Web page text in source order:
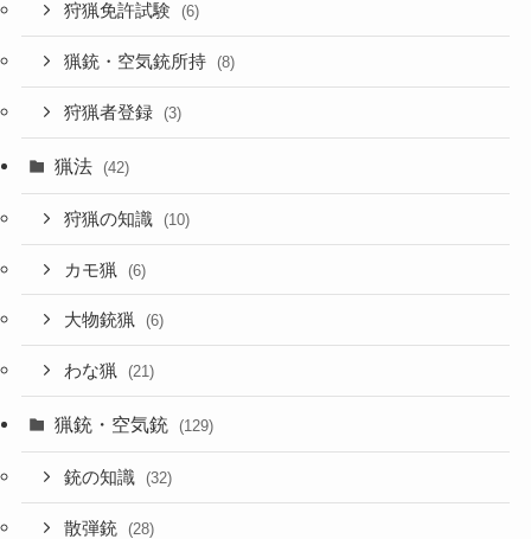
狩猟免許試験 (6)
猟銃・空気銃所持 (8)
狩猟者登録 (3)
猟法 (42)
狩猟の知識 (10)
カモ猟 (6)
大物銃猟 (6)
わな猟 (21)
猟銃・空気銃 (129)
銃の知識 (32)
散弾銃 (28)